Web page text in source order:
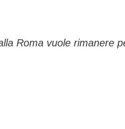
Roma vuole rimanere